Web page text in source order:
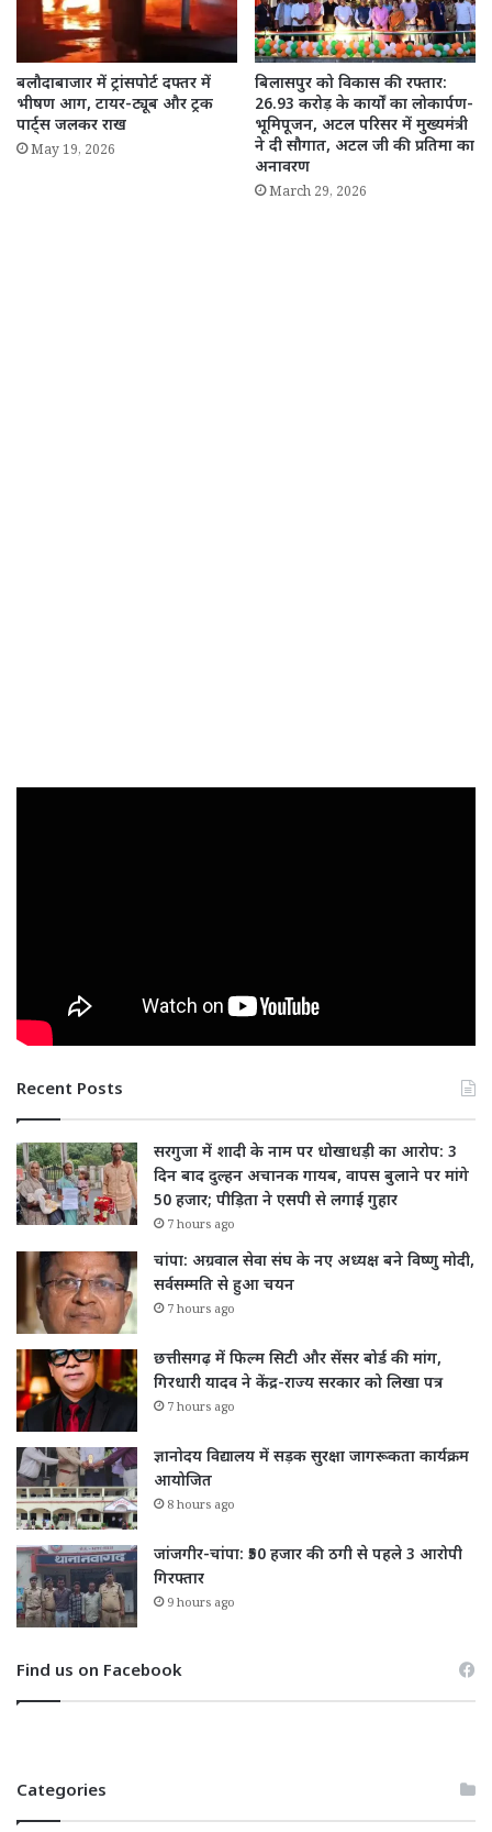
बलौदाबाजार में ट्रांसपोर्ट दफ्तर में
भीषण आग, टायर-ट्यूब और ट्रक
पार्ट्स जलकर राख
May 19, 2026
बिलासपुर को विकास की रफ्तार:
26.93 करोड़ के कार्यों का लोकार्पण-
भूमिपूजन, अटल परिसर में मुख्यमंत्री
ने दी सौगात, अटल जी की प्रतिमा का
अनावरण
March 29, 2026
Recent Posts
सरगुजा में शादी के नाम पर धोखाधड़ी का आरोप: 3
दिन बाद दुल्हन अचानक गायब, वापस बुलाने पर मांगे
50 हजार; पीड़िता ने एसपी से लगाई गुहार
7 hours ago
चांपा: अग्रवाल सेवा संघ के नए अध्यक्ष बने विष्णु मोदी,
सर्वसम्मति से हुआ चयन
7 hours ago
छत्तीसगढ़ में फिल्म सिटी और सेंसर बोर्ड की मांग,
गिरधारी यादव ने केंद्र-राज्य सरकार को लिखा पत्र
7 hours ago
ज्ञानोदय विद्यालय में सड़क सुरक्षा जागरूकता कार्यक्रम
आयोजित
8 hours ago
जांजगीर-चांपा: ₹50 हजार की ठगी से पहले 3 आरोपी
गिरफ्तार
9 hours ago
Find us on Facebook
Categories